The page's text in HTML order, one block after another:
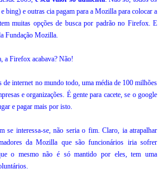
bing) e outras cia pagam para a Mozilla para colocar a
muitas opções de busca por padrão no Firefox. E
Fundação Mozilla.
a Firefox acabava? Não!
internet no mundo todo, uma média de 100 milhões
e organizações. É gente para cacete, se o google
e pagar mais por isto.
se interessa-se, não seria o fim. Claro, ia atrapalhar
da Mozilla que são funcionários iria sofrer
o mesmo não é só mantido por eles, tem uma